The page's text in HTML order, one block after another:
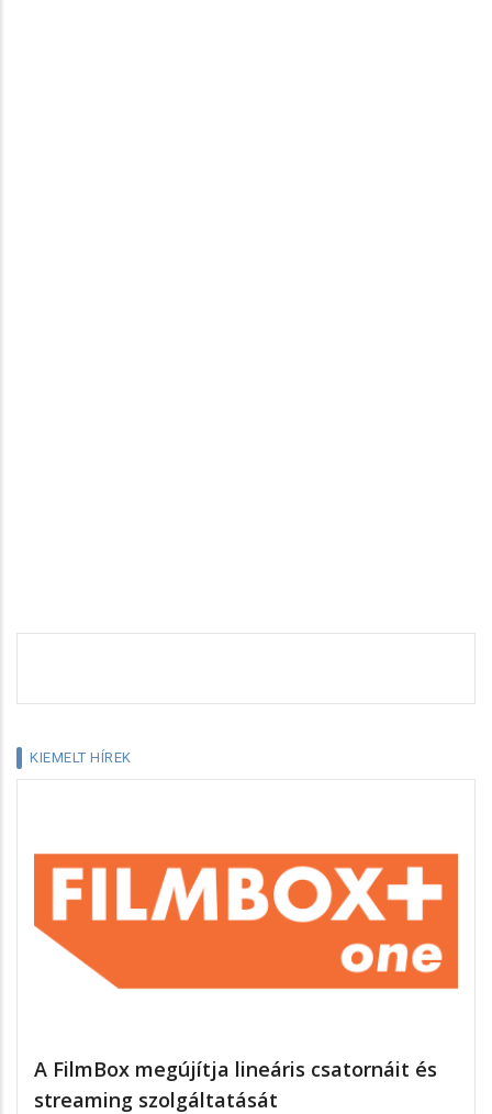
KIEMELT HÍREK
A FilmBox megújítja lineáris csatornáit és
streaming szolgáltatását